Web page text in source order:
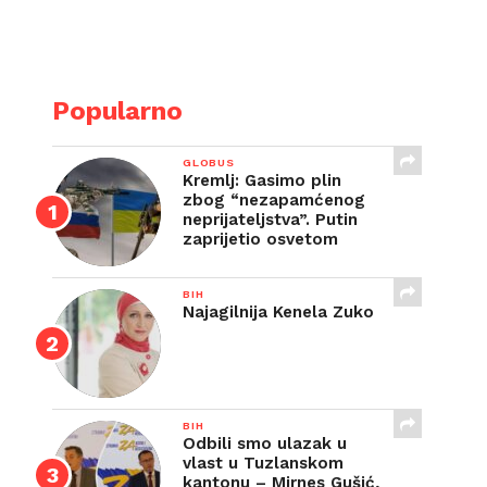
Popularno
GLOBUS
Kremlj: Gasimo plin
zbog “nezapamćenog
neprijateljstva”. Putin
zaprijetio osvetom
BIH
Najagilnija Kenela Zuko
BIH
Odbili smo ulazak u
vlast u Tuzlanskom
kantonu – Mirnes Gušić,